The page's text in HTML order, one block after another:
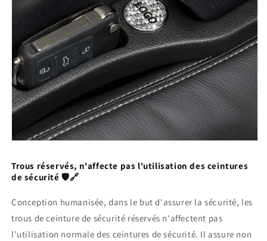
Trous réservés, n'affecte pas l'utilisation des ceintures
de sécurité 🛡️🔗
Conception humanisée, dans le but d'assurer la sécurité, les
trous de ceinture de sécurité réservés n'affectent pas
l'utilisation normale des ceintures de sécurité. Il assure non